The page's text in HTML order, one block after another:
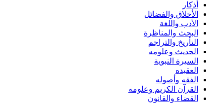
أذكار
الأخلاق والفضائل
الأدب واللغة
البحث والمناظرة
التأريخ والتراجم
الحديث وعلومه
السيرة النبوية
العقيده
الفقه وأصوله
القرآن الكريم وعلومه
القضاء والقانون